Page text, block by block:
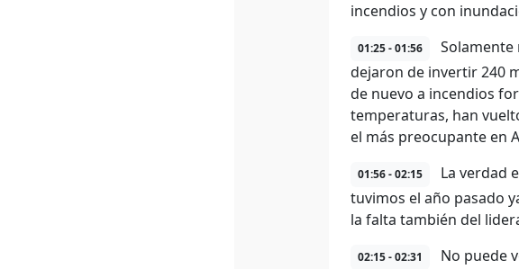
incendios y con
01:25 - 01:56
Solamente
dejaron de invertir 240
de nuevo a incendios
temperaturas, han
el más preocupante en
01:56 - 02:15
La verdad
tuvimos el año pasado
la falta también del
02:15 - 02:31
No puede